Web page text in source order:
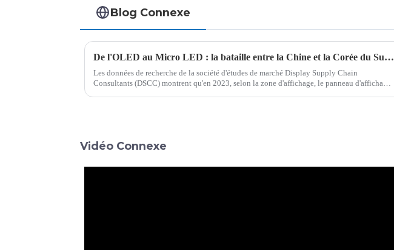
Blog Connexe
De l'OLED au Micro LED : la bataille entre la Chine et la Corée du Sud pour la prochaine génération d'écrans pourrait bien entrer dans une phase de match
Les données de recherche de la société d'études de marché Display Supply Chain
Consultants (DSCC) montrent qu'en 2023, selon la zone d'affichage, le panneau d'affichage
Vidéo Connexe